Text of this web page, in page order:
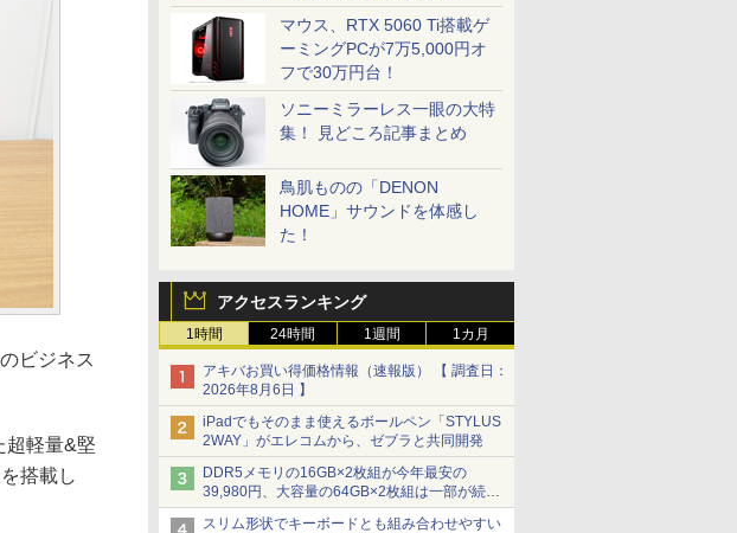
マウス、RTX 5060 Ti搭載ゲ
ーミングPCが7万5,000円オ
フで30万円台！
ソニーミラーレス一眼の大特
集！ 見どころ記事まとめ
鳥肌ものの「DENON
HOME」サウンドを体感し
た！
アクセスランキング
1時間 24時間 1週間 1カ月
アキバお買い得価格情報（速報版） 【 調査日：
2026年8月6日 】
iPadでもそのまま使えるボールペン「STYLUS
2WAY」がエレコムから、ゼブラと共同開発
DDR5メモリの16GB×2枚組が今年最安の
39,980円、大容量の64GB×2枚組は一部が続騰
[8月前半のメモリ価格]
スリム形状でキーボードとも組み合わせやすい
ビジネス
超軽量&堅
搭載し